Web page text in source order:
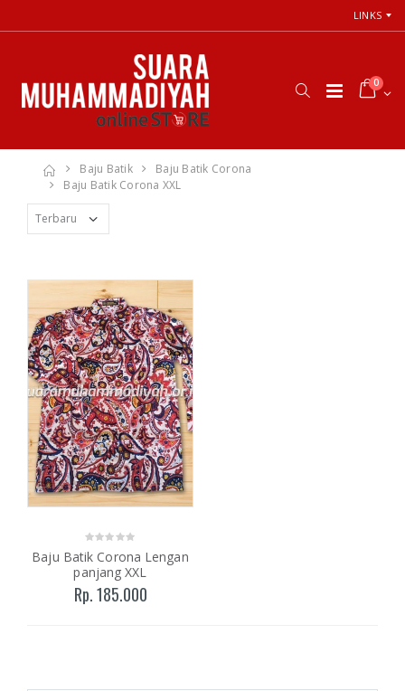
LINKS
0
Baju Batik
Baju Batik Corona
Baju Batik Corona XXL
Baju Batik Corona Lengan
panjang XXL
Rp. 185.000